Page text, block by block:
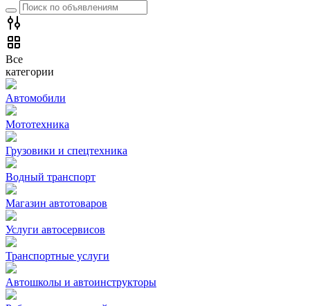
Все
категории
Автомобили
Мототехника
Грузовики и спецтехника
Водный транспорт
Магазин автотоваров
Услуги автосервисов
Транспортные услуги
Автошколы и автоинструкторы